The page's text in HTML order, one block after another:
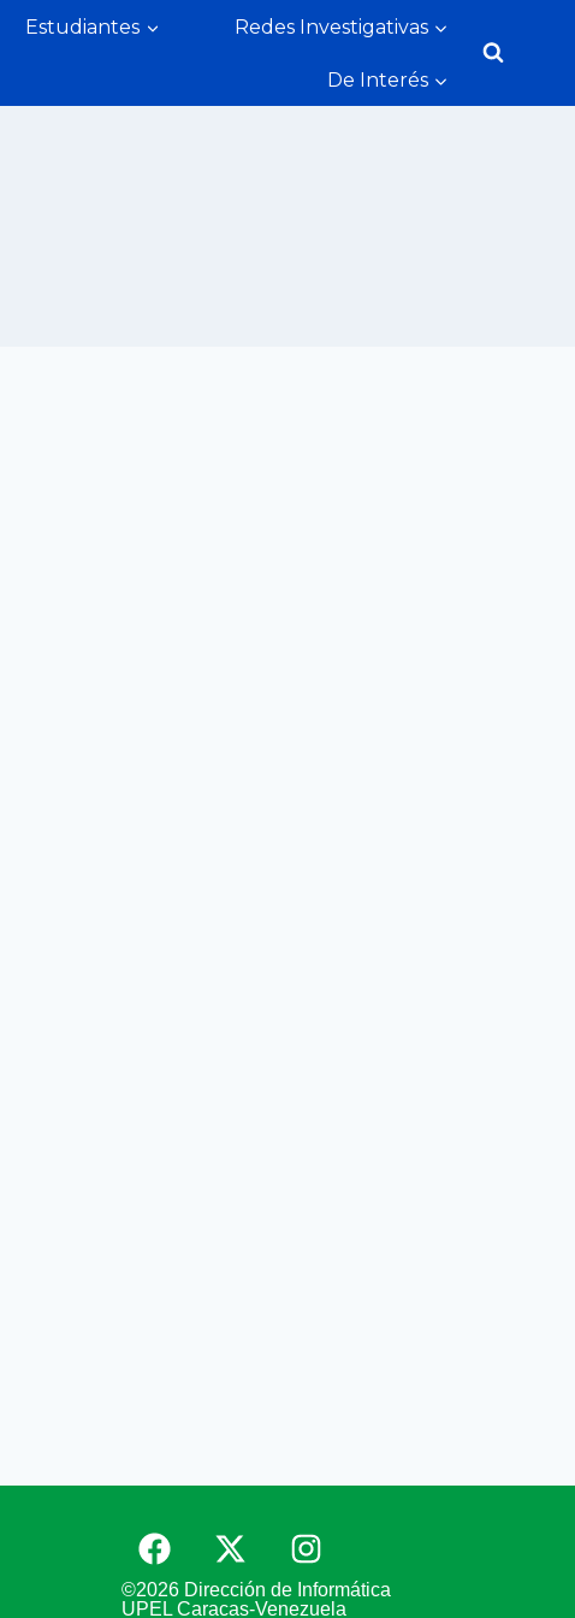
Estudiantes Redes Investigativas
De Interés
©2026 Dirección de Informática
UPEL Caracas-Venezuela